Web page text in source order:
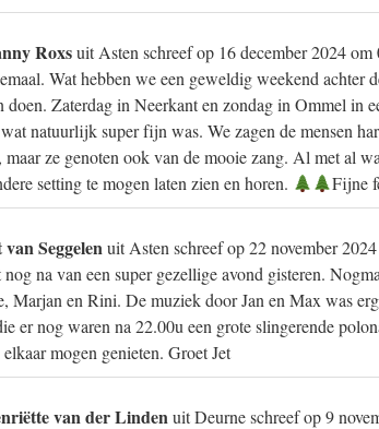
Roxsuit Asten schreef op 16 december 2024om
Wat hebben we een geweldig weekend achter
doen. Zaterdag in Neerkant en zondag in Ommel in
natuurlijk super fijn was. We zagen de mensen
maar ze genoten ook van de mooie zang. Al met al
setting te mogen laten zien en horen.
Fijne
van Seggelenuit Asten schreef op22 november 2024
na van een super gezellige avond gisteren.
Marjan en Rini. De muziek door Jan en Max was
er nog waren na 22.00u een grote slingerende
mogen genieten. Groet Jet
van der LindenuitDeurneschreef op9